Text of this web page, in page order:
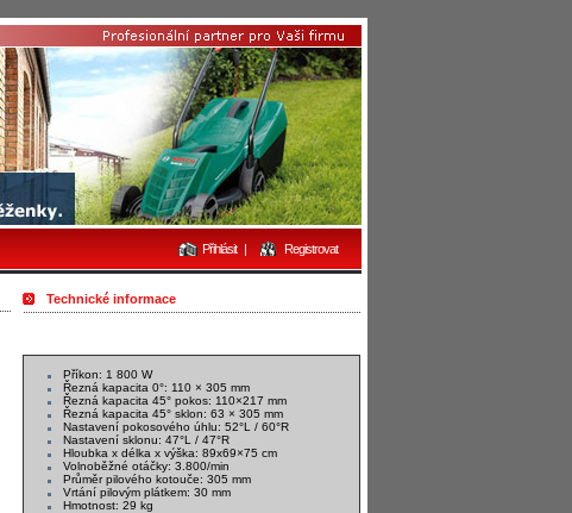
Přihlásit | Registrovat
Technické informace
Příkon: 1 800 W
Řezná kapacita 0°: 110 × 305 mm
Řezná kapacita 45° pokos: 110×217 mm
Řezná kapacita 45° sklon: 63 × 305 mm
Nastavení pokosového úhlu: 52°L / 60°R
Nastavení sklonu: 47°L / 47°R
Hloubka x délka x výška: 89x69×75 cm
Volnoběžné otáčky: 3.800/min
Průměr pilového kotouče: 305 mm
Vrtání pilovým plátkem: 30 mm
Hmotnost: 29 kg